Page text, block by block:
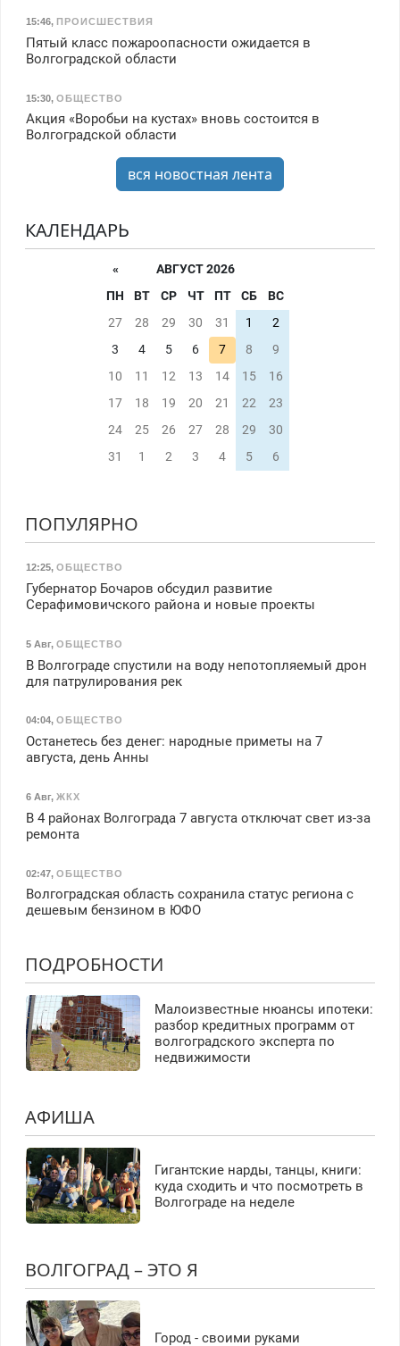
15:46, ПРОИСШЕСТВИЯ
Пятый класс пожароопасности ожидается в
Волгоградской области
15:30, ОБЩЕСТВО
Акция «Воробьи на кустах» вновь состоится в
Волгоградской области
вся новостная лента
КАЛЕНДАРЬ
«
АВГУСТ 2026
ПН
ВТ СР ЧТ ПТ СБ
ВС
27
28 29 30 31 1
2
3
4 5 6 7 8
9
10
11 12 13 14 15
16
17
18 19 20 21 22
23
24
25 26 27 28 29
30
31
1 2 3 4 5 6
ПОПУЛЯРНО
12:25, ОБЩЕСТВО
Губернатор Бочаров обсудил развитие
Серафимовичского района и новые проекты
5 Авг, ОБЩЕСТВО
В Волгограде спустили на воду непотопляемый дрон
для патрулирования рек
04:04, ОБЩЕСТВО
Останетесь без денег: народные приметы на 7
августа, день Анны
6 Авг, ЖКХ
В 4 районах Волгограда 7 августа отключат свет из-за
ремонта
02:47, ОБЩЕСТВО
Волгоградская область сохранила статус региона с
дешевым бензином в ЮФО
ПОДРОБНОСТИ
Малоизвестные нюансы ипотеки:
разбор кредитных программ от
волгоградского эксперта по
недвижимости
АФИША
Гигантские нарды, танцы, книги:
куда сходить и что посмотреть в
Волгограде на неделе
ВОЛГОГРАД – ЭТО Я
Город - своими руками